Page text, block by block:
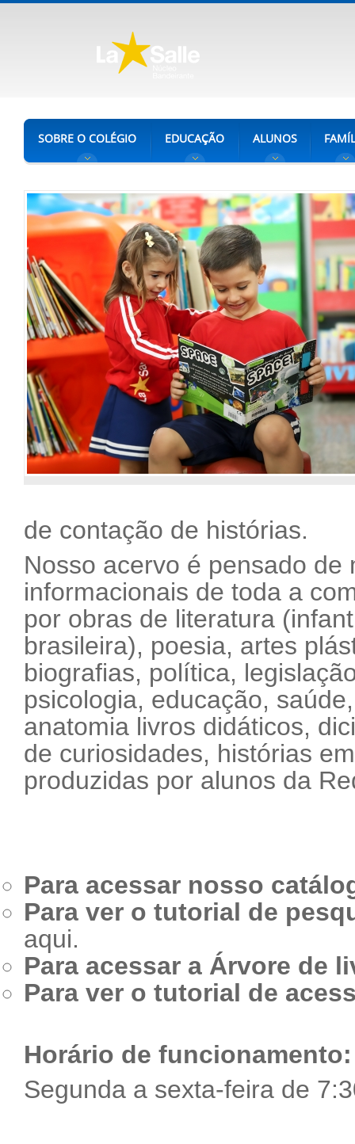
SOBRE O COLÉGIO EDUCAÇÃO ALUNOS
de contação de histórias.
Nosso acervo é pensado
informacionais de toda a
por obras de literatura
brasileira), poesia, artes
biografias, política,
psicologia, educação,
anatomia livros didáticos,
de curiosidades, histórias
produzidas por alunos da
Para acessar nosso
Para ver o tutorial de
aqui.
Para acessar a Árvore de
Para ver o tutorial de
Horário de funcionamento:
Segunda a sexta-feira de